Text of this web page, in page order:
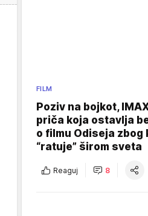
FILM
Poziv na bojkot,
priča koja ostavlja
o filmu Odiseja zbog
“ratuje” širom sveta
Reaguj 8